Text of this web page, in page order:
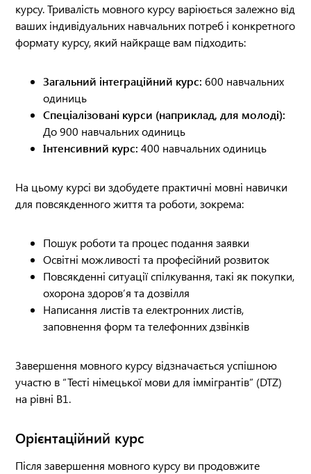
курсу. Тривалість мовного курсу варіюється залежно від
ваших індивідуальних навчальних потреб і конкретного
формату курсу, який найкраще вам підходить:
Загальний інтеграційний курс: 600 навчальних
одиниць
Спеціалізовані курси (наприклад, для молоді):
До 900 навчальних одиниць
Інтенсивний курс: 400 навчальних одиниць
На цьому курсі ви здобудете практичні мовні навички
для повсякденного життя та роботи, зокрема:
Пошук роботи та процес подання заявки
Освітні можливості та професійний розвиток
Повсякденні ситуації спілкування, такі як покупки,
охорона здоров’я та дозвілля
Написання листів та електронних листів,
заповнення форм та телефонних дзвінків
Завершення мовного курсу відзначається успішною
участю в “Тесті німецької мови для іммігрантів” (DTZ)
на рівні B1.
Орієнтаційний курс
Після завершення мовного курсу ви продовжите